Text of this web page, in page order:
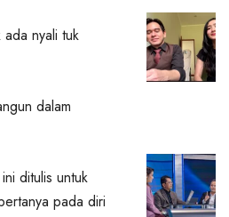
nyali tuk
dalam
ditulis untuk
pada diri